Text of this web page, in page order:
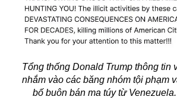
Tổng thống Donald Trump thông tin
nhắm vào các băng nhóm tội phạm
bố buôn bán ma túy từ